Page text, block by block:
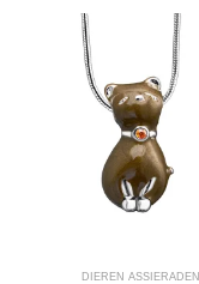
DIEREN ASSIERADEN